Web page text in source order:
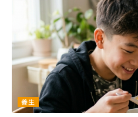
養生